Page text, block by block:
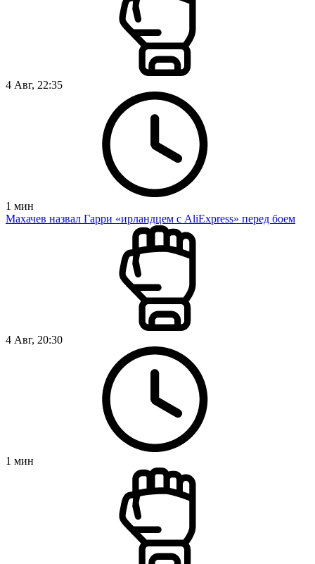
4 Авг, 22:35
1 мин
Махачев назвал Гарри «ирландцем с AliExpress» перед боем
4 Авг, 20:30
1 мин